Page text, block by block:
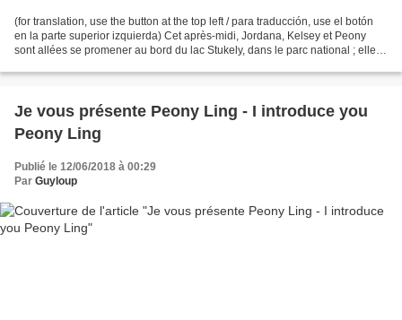
(for translation, use the button at the top left / para traducción, use el botón
en la parte superior izquierda) Cet après-midi, Jordana, Kelsey et Peony
sont allées se promener au bord du lac Stukely, dans le parc national ; elles
Je vous présente Peony Ling - I introduce you
Peony Ling
Publié le 12/06/2018 à 00:29
Par Guyloup